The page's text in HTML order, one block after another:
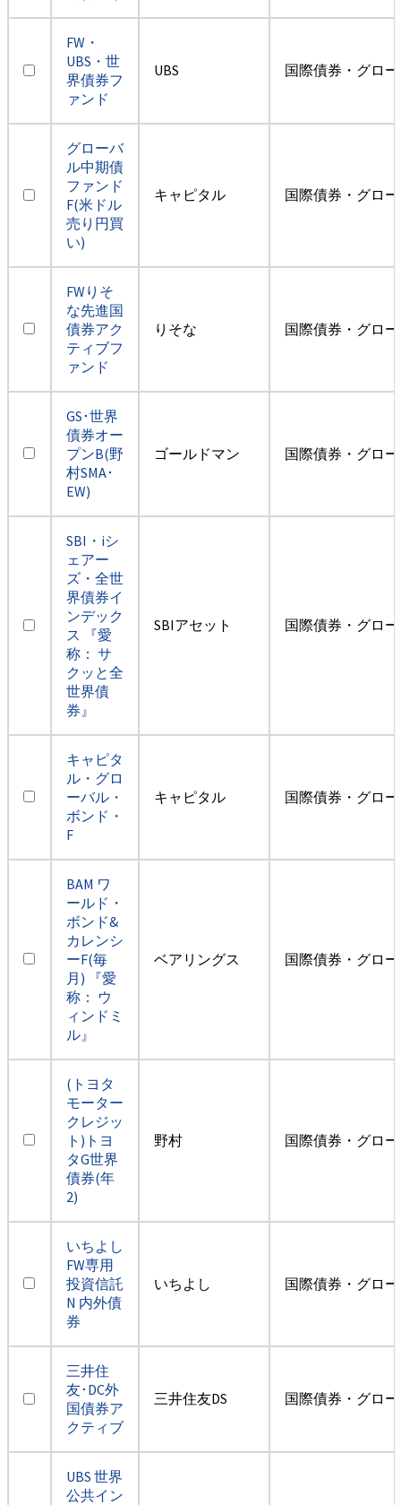
FW・
UBS・世
界債券フ
ァンド
UBS 国際債券・グロ
グローバ
ル中期債
ファンド
F(米ドル
売り円買
い)
キャピタル 国際債券・グロ
FWりそ
な先進国
債券アク
ティブフ
ァンド
りそな 国際債券・グロ
GS･世界
債券オー
プンB(野
村SMA･
EW)
ゴールドマン 国際債券・グロ
SBI・iシ
ェアー
ズ・全世
界債券イ
ンデック
ス 『愛
称： サ
クッと全
世界債
券』
SBIアセット 国際債券・グロ
キャピタ
ル・グロ
ーバル・
ボンド・
F
キャピタル 国際債券・グロ
BAM ワ
ールド・
ボンド&
カレンシ
ーF(毎
月) 『愛
称： ウ
ィンドミ
ル』
ベアリングス 国際債券・グロ
(トヨタ
モーター
クレジッ
ト)トヨ
タG世界
債券(年
2)
野村 国際債券・グロ
いちよし
FW専用
投資信託
N 内外債
券
いちよし 国際債券・グロ
三井住
友･DC外
国債券ア
クティブ
三井住友DS 国際債券・グロ
UBS 世界
公共イン